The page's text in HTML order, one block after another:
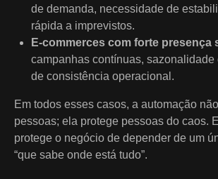
de demanda, necessidade de
rápida a imprevistos.
E-commerces com forte presença
campanhas contínuas,
de consistência operacional.
Em todos esses casos, a automação
pessoas; ela protege pessoas do caos.
protege o negócio de depender de um
“que sabe onde está tudo”.